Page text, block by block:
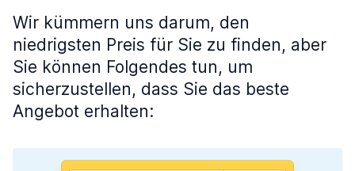
Wir kümmern uns darum, den
niedrigsten Preis für Sie zu finden, aber
Sie können Folgendes tun, um
sicherzustellen, dass Sie das beste
Angebot erhalten: